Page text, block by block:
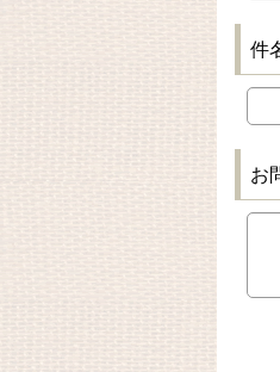
件
お